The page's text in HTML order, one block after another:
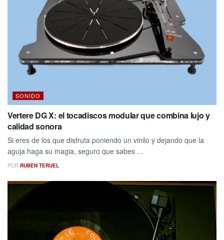
SONIDO
Vertere DG X: el tocadiscos modular que combina lujo y
calidad sonora
Si eres de los que disfruta poniendo un vinilo y dejando que la
aguja haga su magia, seguro que sabes ...
POR RUBEN TERUEL